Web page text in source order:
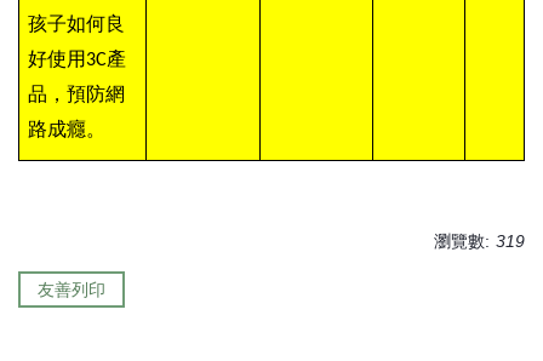
孩子如何良
好使用 3C產
品，預防網
路成癮。
瀏覽數: 319
友善列印